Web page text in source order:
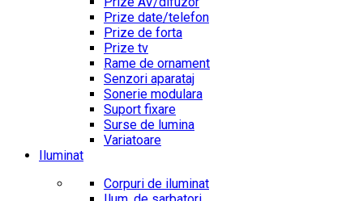
Prize date/telefon
Prize de forta
Prize tv
Rame de ornament
Senzori aparataj
Sonerie modulara
Suport fixare
Surse de lumina
Variatoare
Iluminat
Corpuri de iluminat